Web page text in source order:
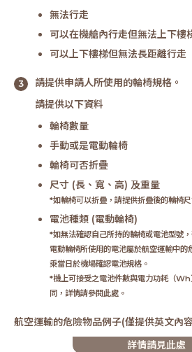
無法行走
可以在機艙內行走但無法上下樓
可以上下樓梯但無法長距離行走
請提供申請人所使用的輪椅規格。
請提供以下資料
輪椅數量
手動或是電動輪椅
輪椅可否折疊
尺寸 (長、寬、高) 及重量
*如輪椅可以折疊，請提供折疊後的輪椅尺
電池種類 (電動輪椅)
*如無法確認自己所持的輪椅或電池型號
電動輪椅所使用的電池屬於航空運輸中的
乘當日於機場確認電池規格。
*機上可接受之電池件數與電力功耗（
同，詳情請參閱此處。
航空運輸的危險物品例子(僅提供英文內
詳情請見此處